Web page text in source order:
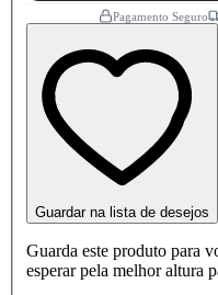
Pagamento Seguro
Guardar na lista de desejos
Guarda este produto para
esperar pela melhor altura